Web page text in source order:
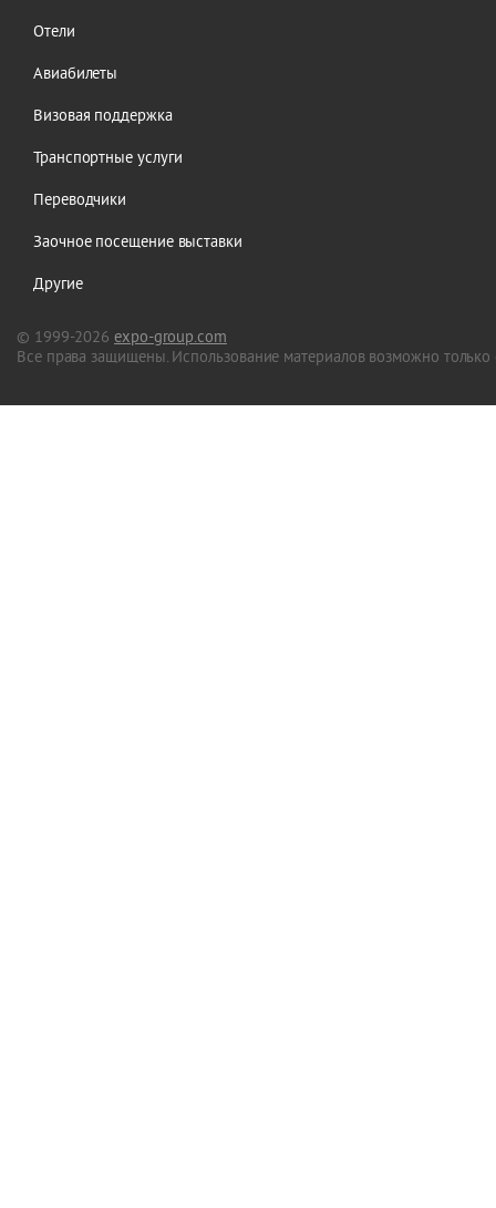
Отели
Авиабилеты
Визовая поддержка
Транспортные услуги
Переводчики
Заочное посещение выставки
Другие
© 1999-2026 expo-group.com
Все права защищены. Использование материалов возможно